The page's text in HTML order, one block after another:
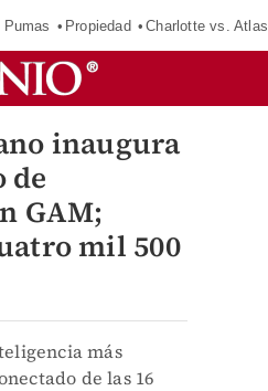
Propiedad Charlotte vs. Atlas
inaugura
de
GAM;
mil 500
más
de las 16